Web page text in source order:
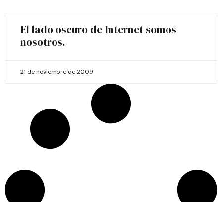
El lado oscuro de Internet somos
nosotros.
21 de noviembre de 2009